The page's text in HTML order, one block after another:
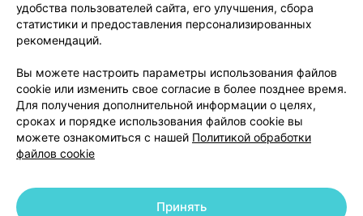
Размещение рекламы
Медицинский маркетинг
Публичный договор
Доставка
Способы оплаты
Вакансии
Партнеры
Написать руководителю 103.by
Написать в поддержку
Персональные настройки Cookie
удобства пользователей сайта, его улучшения, сбора
статистики и предоставления персонализированных
рекомендаций.
Вы можете настроить параметры использования файлов
cookie или изменить свое согласие в более позднее время.
Для получения дополнительной информации о целях,
сроках и порядке использования файлов cookie вы
можете ознакомиться с нашей Политикой обработки
файлов cookie
Принять